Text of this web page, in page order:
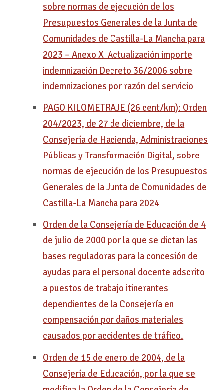
sobre normas de ejecución de los
Presupuestos Generales de la Junta de
Comunidades de Castilla-La Mancha para
2023 – Anexo X Actualización importe
indemnización Decreto 36/2006 sobre
indemnizaciones por razón del servicio
PAGO KILOMETRAJE (26 cent/km): Orden
204/2023, de 27 de diciembre, de la
Consejería de Hacienda, Administraciones
Públicas y Transformación Digital, sobre
normas de ejecución de los Presupuestos
Generales de la Junta de Comunidades de
Castilla-La Mancha para 2024
Orden de la Consejería de Educación de 4
de julio de 2000 por la que se dictan las
bases reguladoras para la concesión de
ayudas para el personal docente adscrito
a puestos de trabajo itinerantes
dependientes de la Consejería en
compensación por daños materiales
causados por accidentes de tráfico.
Orden de 15 de enero de 2004, de la
Consejería de Educación, por la que se